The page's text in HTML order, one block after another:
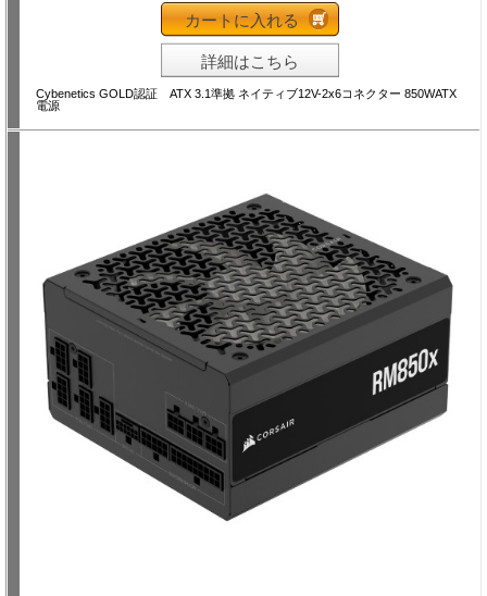
カートに入れる
詳細はこちら
Cybenetics GOLD認証 ATX 3.1準拠 ネイティブ12V-2x6コネクター 850WATX
電源